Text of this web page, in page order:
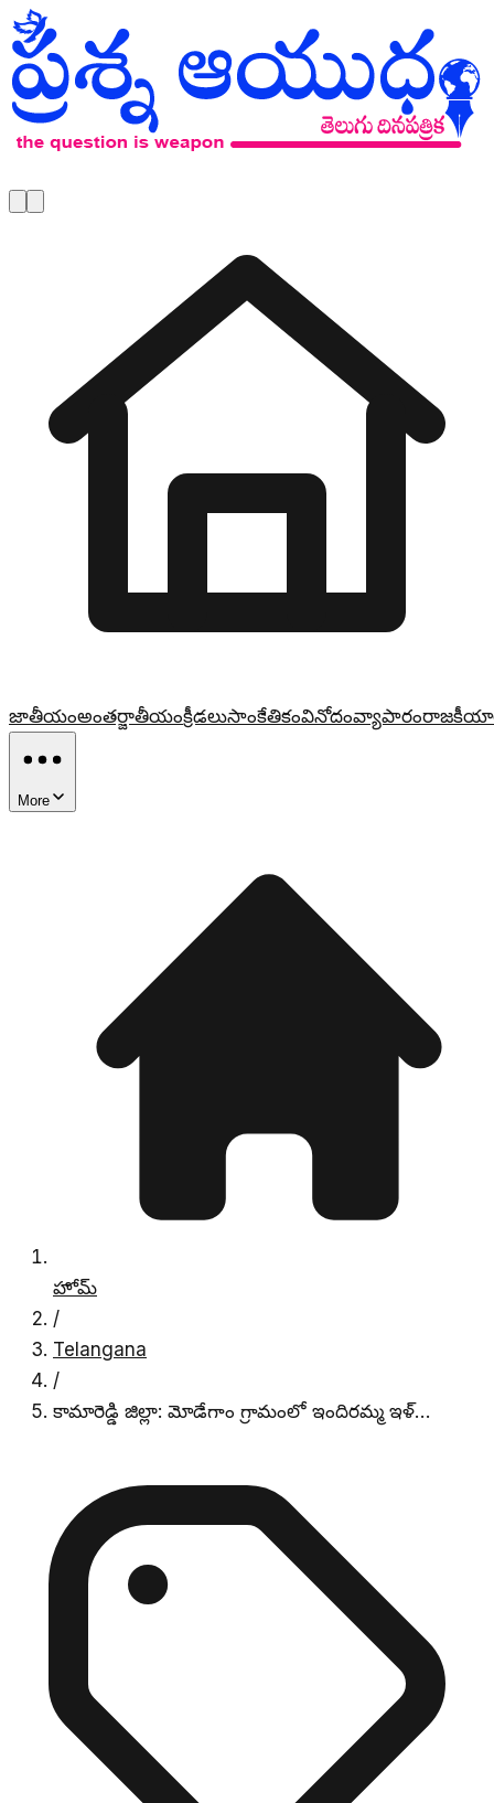
Skip to main content
జాతీయంఅంతర్జాతీయంక్రీడలుసాంకేతికంవినోదంవ్యాపారం
More
హోమ్
/
Telangana
/
కామారెడ్డి జిల్లా: మోడేగాం గ్రామంలో ఇందిరమ్మ ఇళ్…